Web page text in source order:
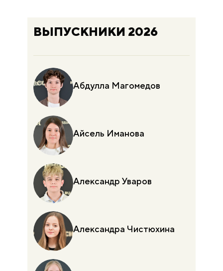
ВЫПУСКНИКИ 2026
Абдулла Магомедов
Айсель Иманова
Александр Уваров
Александра Чистюхина